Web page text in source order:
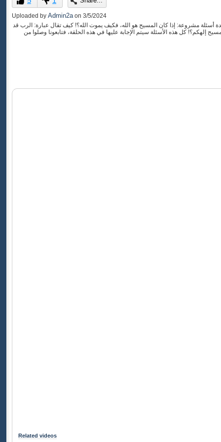
of
0
seconds
Uploaded by Admin2a on 3/5/2024
أسئلة مشروعة: إذا كان المسيح هو الله، فكيف يموت الله؟! كيف تقال عبارة: الرب قد
كل هذه الأسئلة سيتم الإجابة عليها في هذه الحلقة، فتابعونا وصلوا من
Related videos